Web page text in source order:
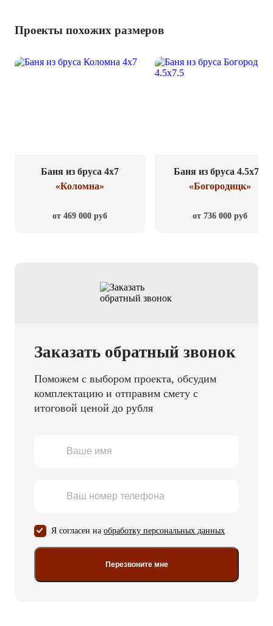
Проекты похожих размеров
Баня из бруса 4x7
«Коломна»
от 469 000 руб
Баня из бруса 4.5x7.5
«Богородицк»
от 736 000 руб
Заказать обратный звонок
Поможем с выбором проекта, обсудим
комплектацию и отправим смету с
итоговой ценой до рубля
Я согласен на обработку персональных данных
Перезвоните мне